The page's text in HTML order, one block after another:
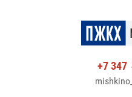
+7 347